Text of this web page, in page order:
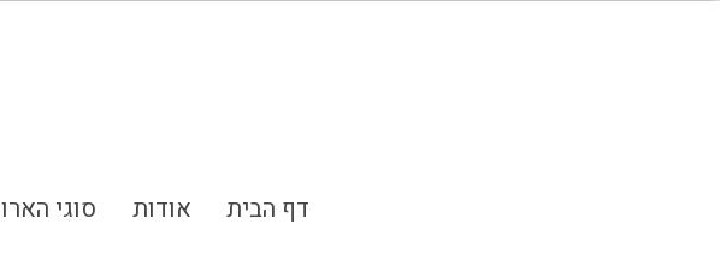
דף הבית אודות סוגי